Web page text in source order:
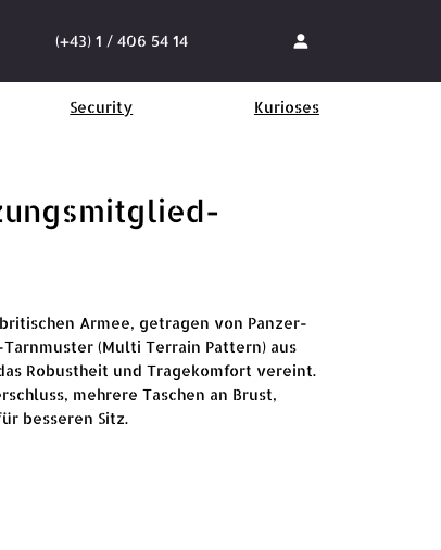
(+43) 1 / 406 54 14
Security Kurioses
Armee, getragen von Panzer-
(Multi Terrain Pattern) aus
Robustheit und Tragekomfort vereint.
mehrere Taschen an Brust,
besseren Sitz.